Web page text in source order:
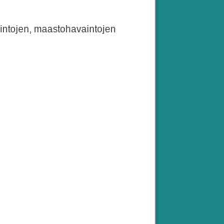
maastohavaintojen